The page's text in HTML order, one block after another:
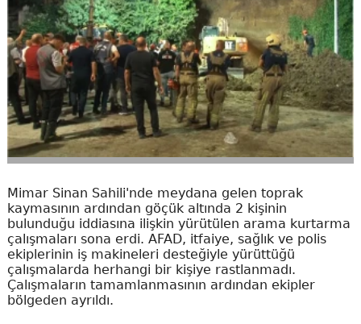
Mimar Sinan Sahili'nde meydana gelen toprak
kaymasının ardından göçük altında 2 kişinin
bulunduğu iddiasına ilişkin yürütülen arama kurtarma
çalışmaları sona erdi. AFAD, itfaiye, sağlık ve polis
ekiplerinin iş makineleri desteğiyle yürüttüğü
çalışmalarda herhangi bir kişiye rastlanmadı.
Çalışmaların tamamlanmasının ardından ekipler
bölgeden ayrıldı.